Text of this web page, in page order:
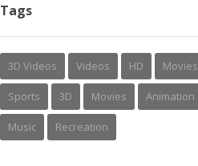
Tags
3D Videos Videos HD Movies
Sports 3D Movies Animation
Music Recreation